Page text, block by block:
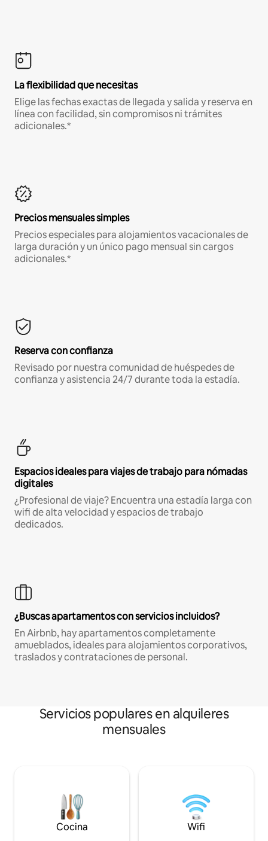
La flexibilidad que necesitas
Elige las fechas exactas de llegada y salida y reserva en
línea con facilidad, sin compromisos ni trámites
adicionales.*
Precios mensuales simples
Precios especiales para alojamientos vacacionales de
larga duración y un único pago mensual sin cargos
adicionales.*
Reserva con confianza
Revisado por nuestra comunidad de huéspedes de
confianza y asistencia 24/7 durante toda la estadía.
Espacios ideales para viajes de trabajo para nómadas
digitales
¿Profesional de viaje? Encuentra una estadía larga con
wifi de alta velocidad y espacios de trabajo
dedicados.
¿Buscas apartamentos con servicios incluidos?
En Airbnb, hay apartamentos completamente
amueblados, ideales para alojamientos corporativos,
traslados y contrataciones de personal.
Servicios populares en alquileres
mensuales
Cocina Wifi